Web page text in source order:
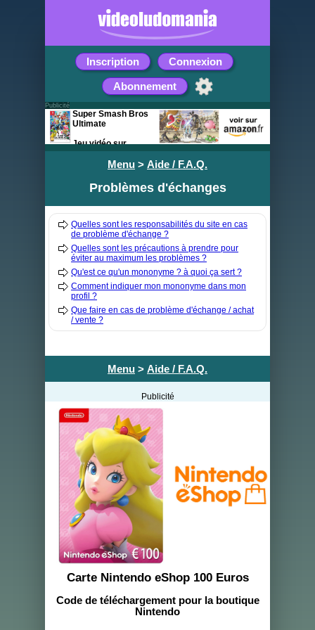
Inscription Connexion
Abonnement
Menu > Aide / F.A.Q.
Problèmes d'échanges
Quelles sont les responsabilités du site en cas
de problème d'échange ?
Quelles sont les précautions à prendre pour
éviter au maximum les problèmes ?
Qu'est ce qu'un mononyme ? à quoi ça sert ?
Comment indiquer mon mononyme dans mon
profil ?
Que faire en cas de problème d'échange / achat
/ vente ?
Menu > Aide / F.A.Q.
Publicité
Carte Nintendo eShop 100 Euros
Code de téléchargement pour la boutique
Nintendo
Publicité
Super Smash Bros
Ultimate
Jeu vidéo sur
Nintendo Switch